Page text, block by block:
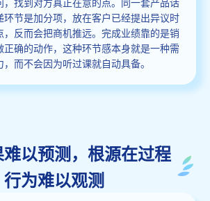
环节是加分项，放在客户已经提出异议时
，反而会把商机推远。完成业绩靠的是销
确的动作，这种环节感本身就是一种需
而不会因为听过课就自动具备。
以预测，根源在过程
行为难以观测